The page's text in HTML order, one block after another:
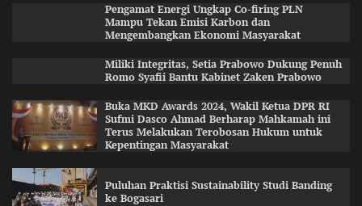
Pengamat Energi Ungkap Co-firing PLN
Mampu Tekan Emisi Karbon dan
Mengembangkan Ekonomi Masyarakat
Miliki Integritas, Setia Prabowo Dukung Penuh
Romo Syafii Bantu Kabinet Zaken Prabowo
Buka MKD Awards 2024, Wakil Ketua DPR RI
Sufmi Dasco Ahmad Berharap Mahkamah ini
Terus Melakukan Terobosan Hukum untuk
Kepentingan Masyarakat
Puluhan Praktisi Sustainability Studi Banding
ke Bogasari